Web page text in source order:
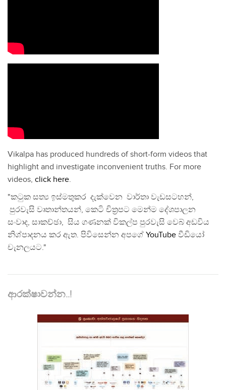
Vikalpa has produced hundreds of short-form videos that
highlight and investigate inconvenient truths. For more
videos, click here.
"කටුක සත්‍ය ඉස්මතුකර දැක්වෙන වාර්තා වැඩසටහන්,
පුරවැසි වෘතාන්තයන්, කෙටි චිත්‍රපට මෙන්ම දේශපාලන
සංවාද, සාකච්ඡා, සිය ගණනක් විකල්ප පුරවැසි වෙබ් අඩවිය
නිශ්පාදනය කර ඇත. පිවිසෙන්න අපගේ YouTube වීඩියෝ
චැනලයට."
ආරක්ෂාවන්න..!